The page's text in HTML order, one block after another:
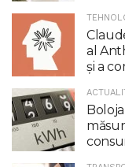
al
şi a